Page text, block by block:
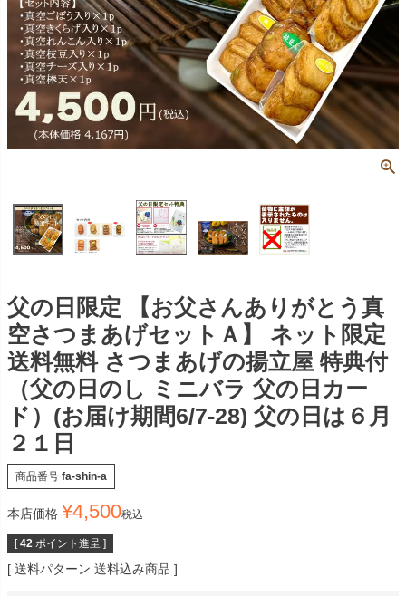
父の日限定 【お父さんありがとう真
空さつまあげセットＡ】 ネット限定
送料無料 さつまあげの揚立屋 特典付
（父の日のし ミニバラ 父の日カー
ド）(お届け期間6/7-28) 父の日は６月
２１日
商品番号 fa-shin-a
本店価格 ¥4,500税込
[ 42 ポイント進呈 ]
送料パターン 送料込み商品